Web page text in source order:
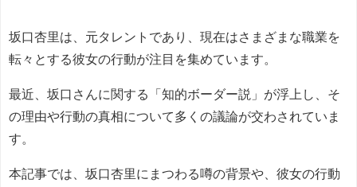
坂口杏里は、元タレントであり、現在はさまざまな職業を
転々とする彼女の行動が注目を集めています。
最近、坂口さんに関する「知的ボーダー説」が浮上し、そ
の理由や行動の真相について多くの議論が交わされていま
す。
本記事では、坂口杏里にまつわる噂の背景や、彼女の行動